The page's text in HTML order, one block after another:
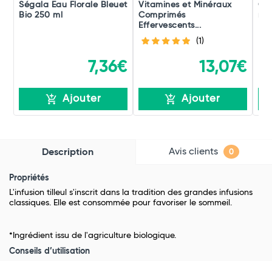
Ségala Eau Florale Bleuet
Bio 250 ml
7,36€
Ajouter
Vitamines et Minéraux
Comprimés
Effervescents...
(1)
13,07€
Ajouter
Description Avis clients 0
Propriétés
L'infusion tilleul s'inscrit dans la tradition des grandes infusions
classiques. Elle est consommée pour favoriser le sommeil.
*Ingrédient issu de l'agriculture biologique.
Conseils d’utilisation